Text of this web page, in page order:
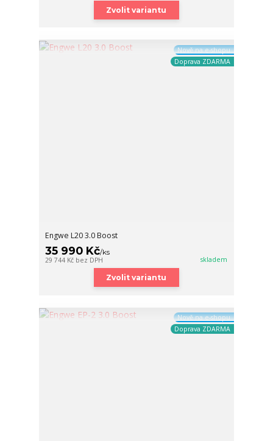
Zvolit variantu
Nově na e-shopu
Doprava ZDARMA
Engwe L20 3.0 Boost
35 990 Kč/ks
29 744 Kč bez DPH skladem
Zvolit variantu
Nově na e-shopu
Doprava ZDARMA